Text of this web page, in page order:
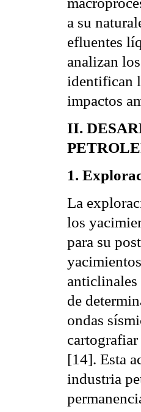
a su
efluentes
analizan
identifican
impactos
II.
1.
La
los
para su
anticlinales
de
ondas
[14]. Esta
industria